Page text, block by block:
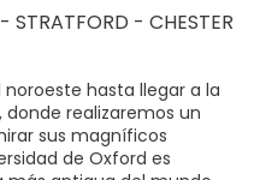
STRATFORD - CHESTER
hasta llegar a la
realizaremos un
sus magníficos
de Oxford es